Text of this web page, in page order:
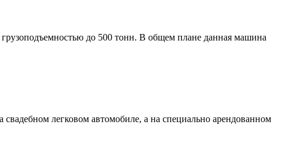
до 500 тонн. В общем плане данная машина
легковом автомобиле, а на специально арендованном